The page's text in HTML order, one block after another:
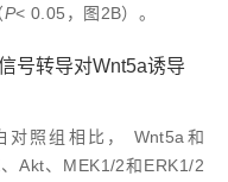
P< 0.05，图2B）。
号转导对Wnt5a诱导
对照组相比， Wnt5a和
Akt、MEK1/2和ERK1/2